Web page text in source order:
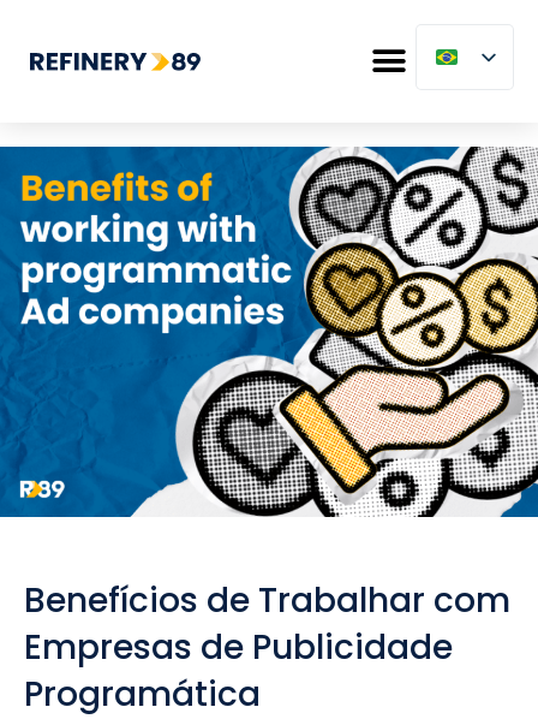
Benefícios de Trabalhar com
Empresas de Publicidade
Programática